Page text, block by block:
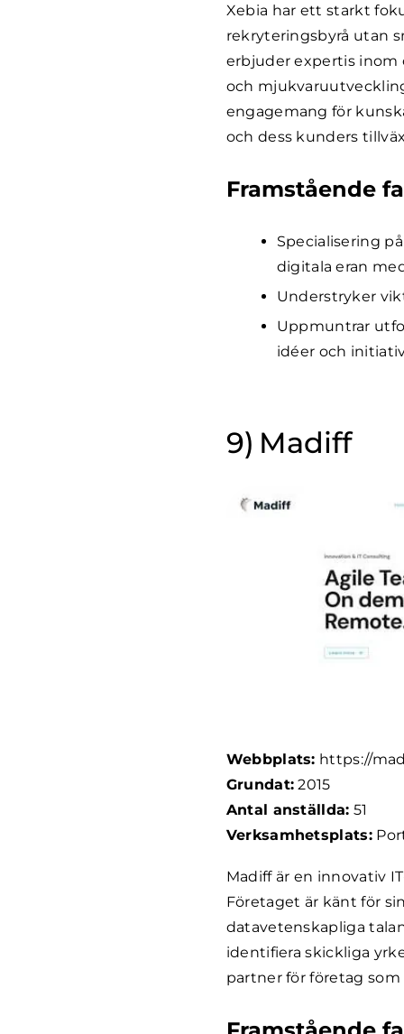
Xebia har ett starkt
rekryteringsbyrå utan
erbjuder expertis inom
och
engagemang för
och dess kunders
Framstående
Specialisering
digitala eran
Understryker
Uppmuntrar
idéer och
Madiff
Webbplats: https://
Grundat: 2015
Antal anställda: 51
Verksamhetsplats:
Madiff är en innovativ
Företaget är känt för
datavetenskapliga
identifiera skickliga
partner för företag